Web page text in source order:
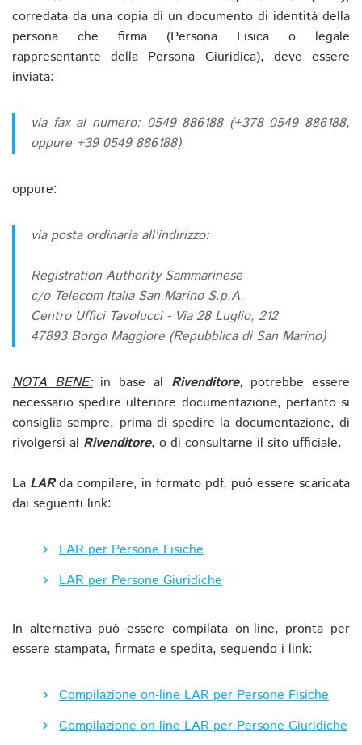
corredata da una copia di un documento di identità della
persona che firma (Persona Fisica o legale
rappresentante della Persona Giuridica), deve essere
inviata:
via fax al numero: 0549 886188 (+378 0549 886188,
oppure +39 0549 886188)
oppure:
via posta ordinaria all'indirizzo:
Registration Authority Sammarinese
c/o Telecom Italia San Marino S.p.A.
Centro Uffici Tavolucci - Via 28 Luglio, 212
47893 Borgo Maggiore (Repubblica di San Marino)
NOTA BENE:in base al Rivenditore, potrebbe essere
necessario spedire ulteriore documentazione, pertanto si
consiglia sempre, prima di spedire la documentazione, di
rivolgersi al Rivenditore, o di consultarne il sito ufficiale.
La LARda compilare, in formato pdf, può essere scaricata
dai seguenti link:
LAR per Persone Fisiche
LAR per Persone Giuridiche
In alternativa può essere compilata on-line, pronta per
essere stampata, firmata e spedita, seguendo i link:
Compilazione on-line LAR per Persone Fisiche
Compilazione on-line LAR per Persone Giuridiche